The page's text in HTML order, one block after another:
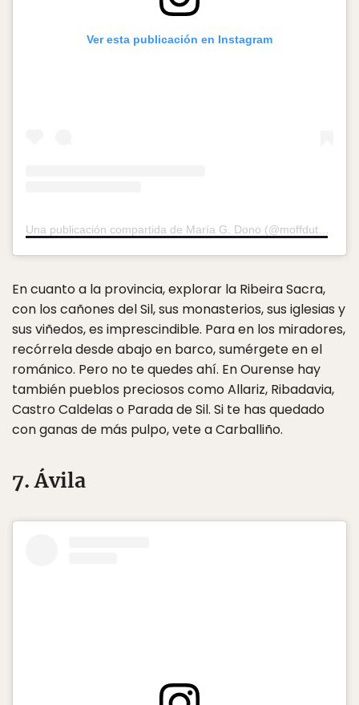
Ver esta publicación en Instagram
En cuanto a la provincia, explorar la Ribeira Sacra,
con los cañones del Sil, sus monasterios, sus iglesias y
sus viñedos, es imprescindible. Para en los miradores,
recórrela desde abajo en barco, sumérgete en el
románico. Pero no te quedes ahí. En Ourense hay
también pueblos preciosos como Allariz, Ribadavia,
Castro Caldelas o Parada de Sil. Si te has quedado
con ganas de más pulpo, vete a Carballiño.
7. Ávila